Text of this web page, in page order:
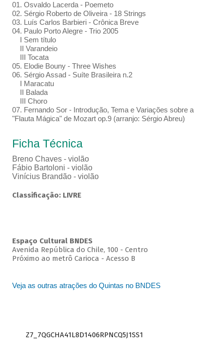
01. Osvaldo Lacerda - Poemeto
02. Sérgio Roberto de Oliveira - 18 Strings
03. Luís Carlos Barbieri - Crônica Breve
04. Paulo Porto Alegre - Trio 2005
I Sem título
II Varandeio
III Tocata
05. Elodie Bouny - Three Wishes
06. Sérgio Assad - Suíte Brasileira n.2
I Maracatu
II Balada
III Choro
07. Fernando Sor - Introdução, Tema e Variações sobre a
"Flauta Mágica" de Mozart op.9 (arranjo: Sérgio Abreu)
Ficha Técnica
Breno Chaves - violão
Fábio Bartoloni - violão
Vinícius Brandão - violão
Classificação: LIVRE
Espaço Cultural BNDES
Avenida República do Chile, 100 - Centro
Próximo ao metrô Carioca - Acesso B
Veja as outras atrações do Quintas no BNDES
Z7_7QGCHA41L8D1406RPNCQ5J1SS1